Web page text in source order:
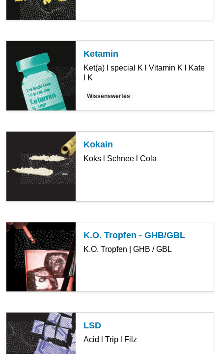
Ketamin
Ket(a) l special K l Vitamin K l Kate
l K
Wissenswertes
Kokain
Koks l Schnee l Cola
K.O. Tropfen - GHB/GBL
K.O. Tropfen | GHB / GBL
LSD
Acid l Trip l Filz